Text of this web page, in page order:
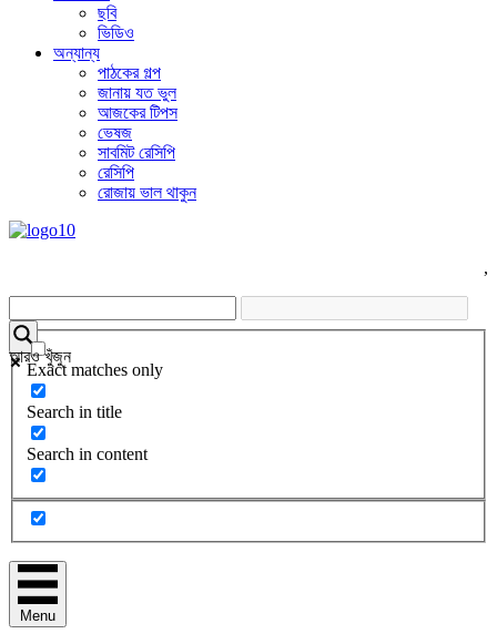
ছবি
ভিডিও
অন্যান্য
পাঠকের গল্প
জানায় যত ভুল
আজকের টিপস
ভেষজ
সাবমিট রেসিপি
রেসিপি
রোজায় ভাল থাকুন
,
আরও খুঁজুন
Exact matches only
Search in title
Search in content
Menu